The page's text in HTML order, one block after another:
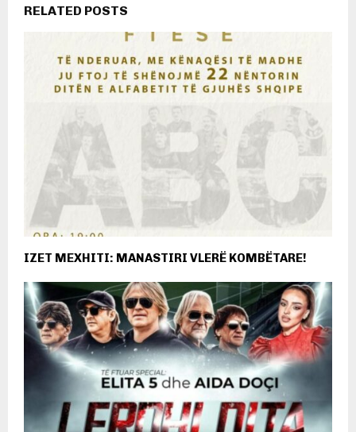
RELATED POSTS
IZET MEXHITI: MANASTIRI VLERË KOMBËTARE!